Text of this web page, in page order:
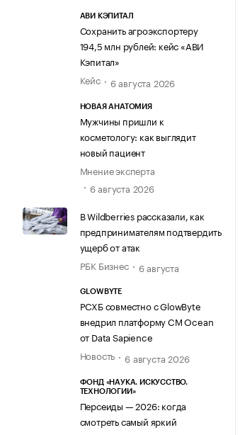
АВИ КЭПИТАЛ
Сохранить агроэкспортеру
194,5 млн рублей: кейс «АВИ
Кэпитал»
Кейс
6 августа 2026
НОВАЯ АНАТОМИЯ
Мужчины пришли к
косметологу: как выглядит
новый пациент
Мнение эксперта
6 августа 2026
В Wildberries рассказали, как
предпринимателям подтвердить
ущерб от атак
РБК Бизнес
6 августа
GLOWBYTE
РСХБ совместно с GlowByte
внедрил платформу CM Ocean
от Data Sapience
Новость
6 августа 2026
ФОНД «НАУКА. ИСКУССТВО.
ТЕХНОЛОГИИ»
Персеиды — 2026: когда
смотреть самый яркий